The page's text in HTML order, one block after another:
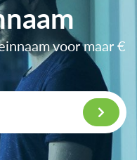
voor maar €